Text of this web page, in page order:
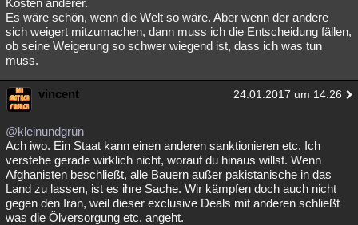
Kosten anderer.
Es wäre schön, wenn die Welt so wäre. Aber wenn der andere
sich weigert mitzumachen, dann muss ich die Entscheidung fällen,
ob seine Weigerung so schwer wiegend ist, dass ich was tun
muss.
vincent 24.01.2017 um 14:26
@kleinundgrün
Ach iwo. Ein Staat kann einen anderen sanktionieren etc. Ich
verstehe gerade wirklich nicht, worauf du hinaus willst. Wenn
Afghanisten beschließt, alle Bauern außer pakistanische in das
Land zu lassen, ist es ihre Sache. Wir kämpfen doch auch nicht
gegen den Iran, weil dieser exclusive Deals mit anderen schließt
was die Ölversorgung etc. angeht.